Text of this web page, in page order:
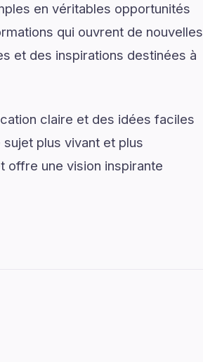
en véritables opportunités
qui ouvrent de nouvelles
et des inspirations destinées à
claire et des idées faciles
plus vivant et plus
offre une vision inspirante